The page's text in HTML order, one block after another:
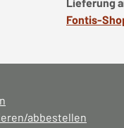
Fontis-
abbestellen